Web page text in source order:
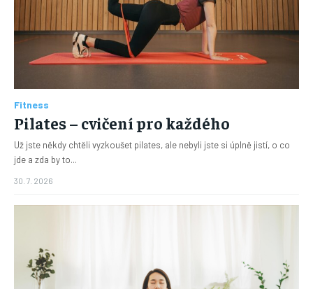
Fitness
Pilates – cvičení pro každého
Už jste někdy chtěli vyzkoušet pilates, ale nebyli jste si úplně jistí, o co
jde a zda by to...
30. 7. 2026